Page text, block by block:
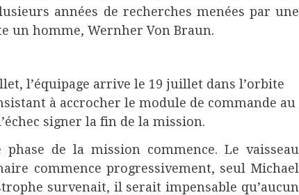
années de recherches menées par une
un homme, Wernher Von Braun.
l’équipage arrive le 19 juillet dans l’orbite
à accrocher le module de commande au
signer la fin de la mission.
phase de la mission commence. Le vaisseau
commence progressivement, seul Michael
survenait, il serait impensable qu’aucun